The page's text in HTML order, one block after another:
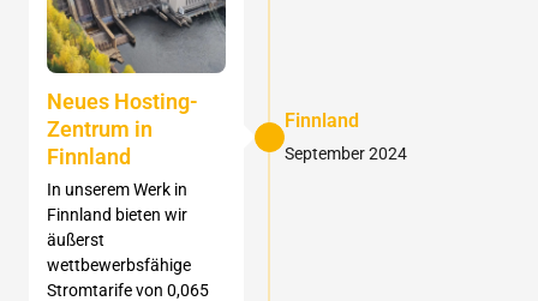
Finnland
September 2024
Neues Hosting-
Zentrum in
Finnland
In unserem Werk in
Finnland bieten wir
äußerst
wettbewerbsfähige
Stromtarife von 0,065